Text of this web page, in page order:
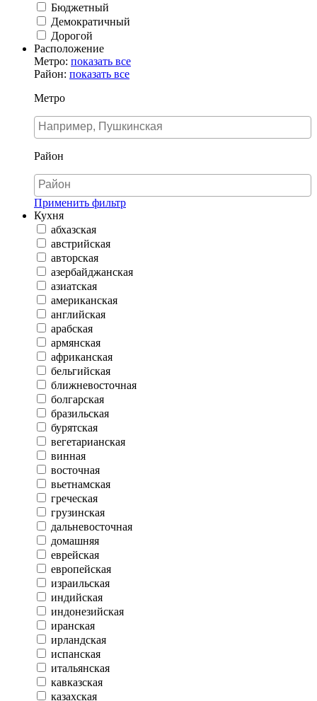
Бюджетный
Демократичный
Дорогой
Расположение
Метро: показать все
Район: показать все
Метро
Район
Применить фильтр
Кухня
абхазская
австрийская
авторская
азербайджанская
азиатская
американская
английская
арабская
армянская
африканская
бельгийская
ближневосточная
болгарская
бразильская
бурятская
вегетарианская
винная
восточная
вьетнамская
греческая
грузинская
дальневосточная
домашняя
еврейская
европейская
израильская
индийская
индонезийская
иранская
ирландская
испанская
итальянская
кавказская
казахская